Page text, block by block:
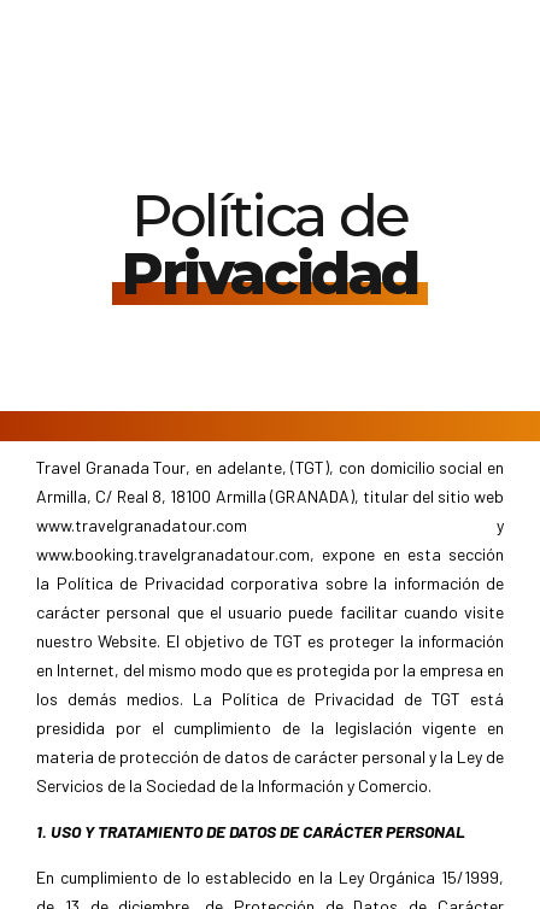
Política de
Privacidad
Travel Granada Tour, en adelante, (TGT), con domicilio social en
Armilla, C/ Real 8, 18100 Armilla (GRANADA), titular del sitio web
www.travelgranadatour.com y
www.booking.travelgranadatour.com, expone en esta sección
la Política de Privacidad corporativa sobre la información de
carácter personal que el usuario puede facilitar cuando visite
nuestro Website. El objetivo de TGT es proteger la información
en Internet, del mismo modo que es protegida por la empresa en
los demás medios. La Política de Privacidad de TGT está
presidida por el cumplimiento de la legislación vigente en
materia de protección de datos de carácter personal y la Ley de
Servicios de la Sociedad de la Información y Comercio.
1. USO Y TRATAMIENTO DE DATOS DE CARÁCTER PERSONAL
En cumplimiento de lo establecido en la Ley Orgánica 15/1999,